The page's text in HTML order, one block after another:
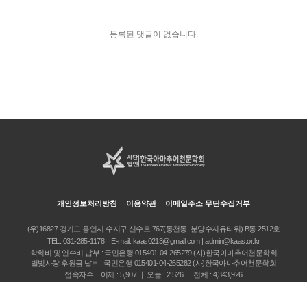
등록된 댓글이 없습니다.
개인정보처리방침 이용약관 이메일주소 무단수집거부
(우)16827 경기도 용인시 수지구 신수로 767(동천동, 분당수지유타워) B동 2512호
TEL: 031-285-1178 E-mail: kaas0213@gmail.com | admin@kaas.or.kr
학회비 및 연수비 납부 : 국민은행 015401-04-265279 (사)한국아마추어천문학회
별빛사랑 후원금 납부 : 국민은행 015401-04-265282 (사)한국아마추어천문학회
접속자수 어제 : 5,907 ｜ 오늘 : 2,526 ｜ 전체 : 4,343,926